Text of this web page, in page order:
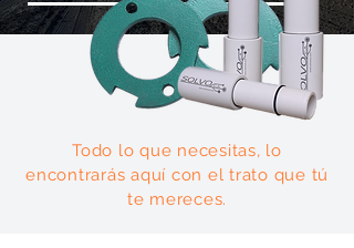
Todo lo que necesitas, lo
encontrarás aquí con el trato que tú
te mereces.